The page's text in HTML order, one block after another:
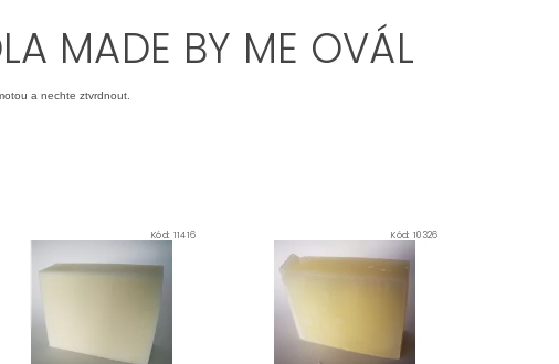
MADE BY ME OVÁL
a nechte ztvrdnout.
Kód: 11416 Kód:10326